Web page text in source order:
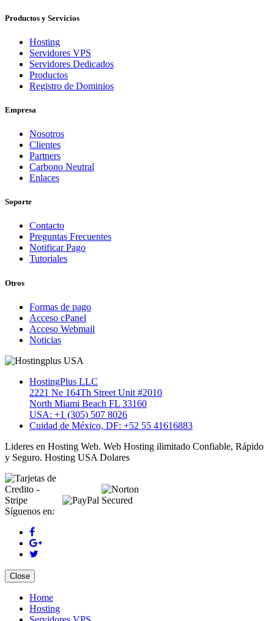
Productos y Servicios
Hosting
Servidores VPS
Servidores Dedicados
Productos
Registro de Dominios
Empresa
Nosotros
Clientes
Partners
Carbono Neutral
Enlaces
Soporte
Contacto
Preguntas Frecuentes
Notificar Pago
Tutoriales
Otros
Formas de pago
Acceso cPanel
Acceso Webmail
Noticias
HostingPlus LLC
2221 Ne 164Th Street Unit #2010
North Miami Beach FL 33160
USA: +1 (305) 507 8026
Cuidad de México, DF: +52 55 41616883
Lideres en Hosting Web. Web Hosting ilimitado Confiable, Rápido
y Seguro. Hosting USA Dolares
Síguenos en:
Close
Home
Hosting